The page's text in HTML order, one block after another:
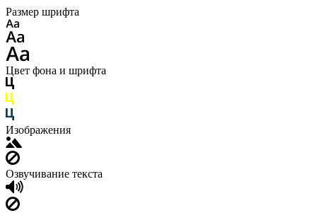
Размер шрифта
Цвет фона и шрифта
Изображения
Озвучивание текста